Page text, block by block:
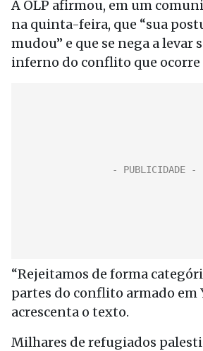
A OLP afirmou, em um
na quinta-feira, que “sua
mudou” e que se nega a levar
inferno do conflito que ocorre
“Rejeitamos de forma
partes do conflito armado em
acrescenta o texto.
Milhares de refugiados